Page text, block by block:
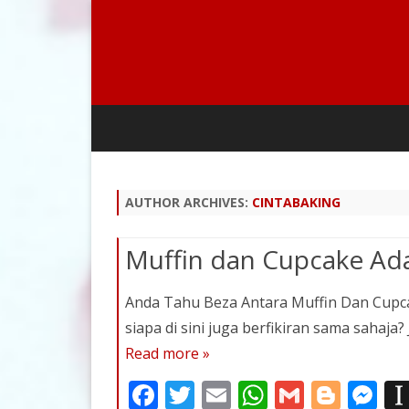
AUTHOR ARCHIVES: CINTABAKING
Muffin dan Cupcake
Anda Tahu Beza Antara Muffin Dan
siapa di sini juga berfikiran sama
Read more »
F T E W G Bl M